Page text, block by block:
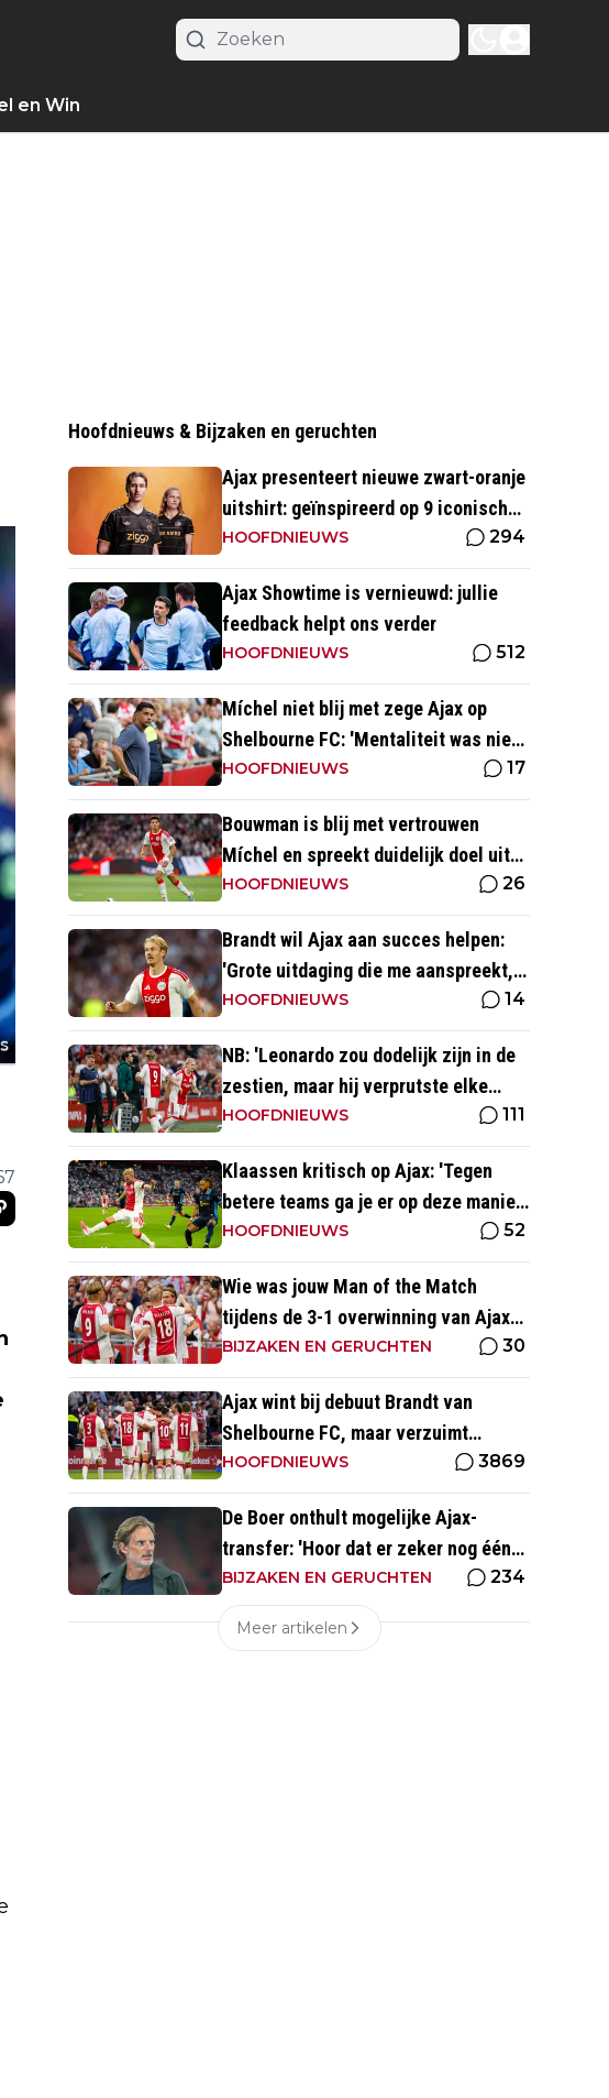
en Win
Hoofdnieuws & Bijzaken en geruchten
Ajax presenteert nieuwe zwart-oranje
uitshirt: geïnspireerd op 9 iconische
momenten uit clubhistorie
HOOFDNIEUWS 294
Ajax Showtime is vernieuwd: jullie
feedback helpt ons verder
HOOFDNIEUWS 512
Míchel niet blij met zege Ajax op
Shelbourne FC: 'Mentaliteit was niet
goed genoeg in de slotfase'
HOOFDNIEUWS 17
Bouwman is blij met vertrouwen
Míchel en spreekt duidelijk doel uit
met Ajax
HOOFDNIEUWS 26
Brandt wil Ajax aan succes helpen:
'Grote uitdaging die me aanspreekt,
kijk ernaar uit'
HOOFDNIEUWS 14
NB: 'Leonardo zou dodelijk zijn in de
zestien, maar hij verprutste elke
kans'
HOOFDNIEUWS 111
Klaassen kritisch op Ajax: 'Tegen
betere teams ga je er op deze manier
gewoon aan'
HOOFDNIEUWS 52
Wie was jouw Man of the Match
tijdens de 3-1 overwinning van Ajax
op Shelbourne FC?
BIJZAKEN EN GERUCHTEN 30
Ajax wint bij debuut Brandt van
Shelbourne FC, maar verzuimt
afstand te nemen
HOOFDNIEUWS 3869
De Boer onthult mogelijke Ajax-
transfer: 'Hoor dat er zeker nog één
groot kanon aankomt'
BIJZAKEN EN GERUCHTEN 234
Meer artikelen